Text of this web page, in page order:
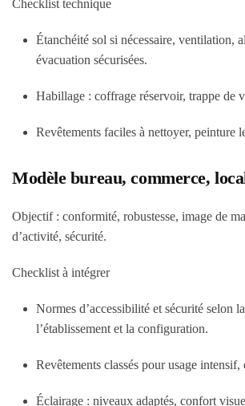
Checklist technique
Étanchéité sol si nécessaire, ventilation,
évacuation sécurisées.
Habillage : coffrage réservoir, trappe de
Revêtements faciles à nettoyer, peinture
Modèle bureau, commerce,
Objectif : conformité, robustesse, image de
d’activité, sécurité.
Checklist à intégrer
Normes d’accessibilité et sécurité selon
l’établissement et la configuration.
Revêtements classés pour usage intensif,
Éclairage : niveaux adaptés, confort